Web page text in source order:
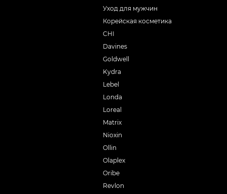
Уход для мужчин
Корейская косметика
CHI
Davines
Goldwell
Kydra
Lebel
Londa
Loreal
Matrix
Nioxin
Ollin
Olaplex
Oribe
Revlon